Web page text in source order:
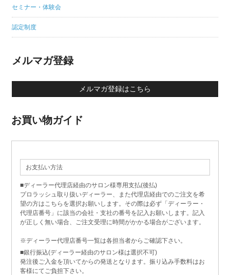
セミナー・体験会
認定制度
メルマガ登録
メルマガ登録はこちら
お買い物ガイド
お支払い方法
■ディーラー代理店経由のサロン様専用支払(後払)
プロラッシュ取り扱いディーラー、また代理店経由でのご注文を希
望の方はこちらを選択お願いします。その際は必ず「ディーラー・
代理店番号」に該当の会社・支社の番号を記入お願いします。記入
が正しく無い場合、ご注文受理に時間がかかる場合がございます。
※ディーラー代理店番号一覧は各担当者からご確認下さい。
■銀行振込(ディーラー経由のサロン様は選択不可)
発注後ご入金を頂いてからの発送となります。振り込み手数料はお
客様にてご負担下さい。